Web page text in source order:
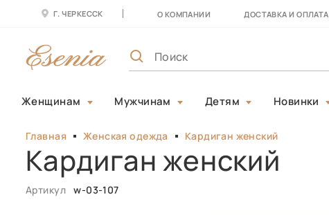
Г. ЧЕРКЕССК О КОМПАНИИ ДОСТАВКА И ОПЛАТА
Женщинам Мужчинам Детям Новинки
Главная Женская одежда Кардиган женский
Кардиган женский
Артикул w-03-107